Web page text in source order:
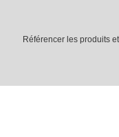
Référencer les produits